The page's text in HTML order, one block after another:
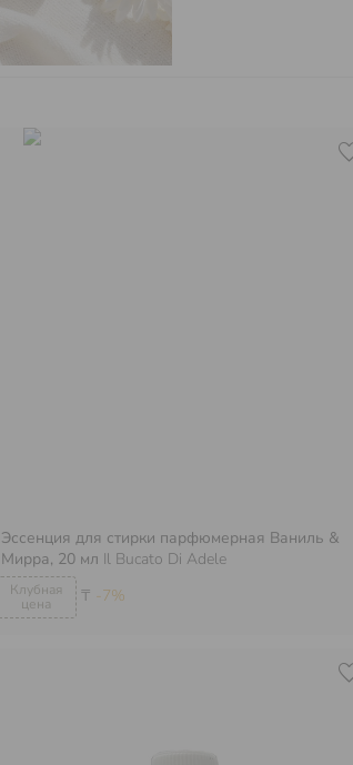
₸ -7%
Эссенция для стирки парфюмерная Ваниль &
Мирра, 20 мл Il Bucato Di Adele